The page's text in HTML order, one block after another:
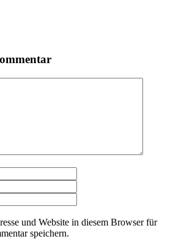
Mail-
Adresse
und Website in diesem Browser für
speichern.